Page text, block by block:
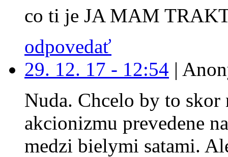
co ti je JA MAM
odpovedať
29. 12. 17 - 12:54 |
Nuda. Chcelo by to
akcionizmu prevedene
medzi bielymi satami.